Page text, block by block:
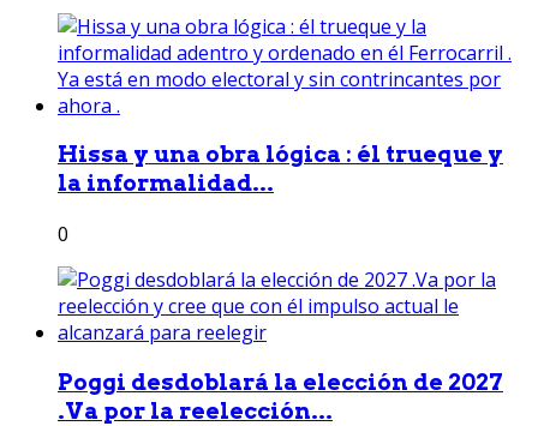
Hissa y una obra lógica : él trueque y
la informalidad...
0
Poggi desdoblará la elección de 2027
.Va por la reelección...